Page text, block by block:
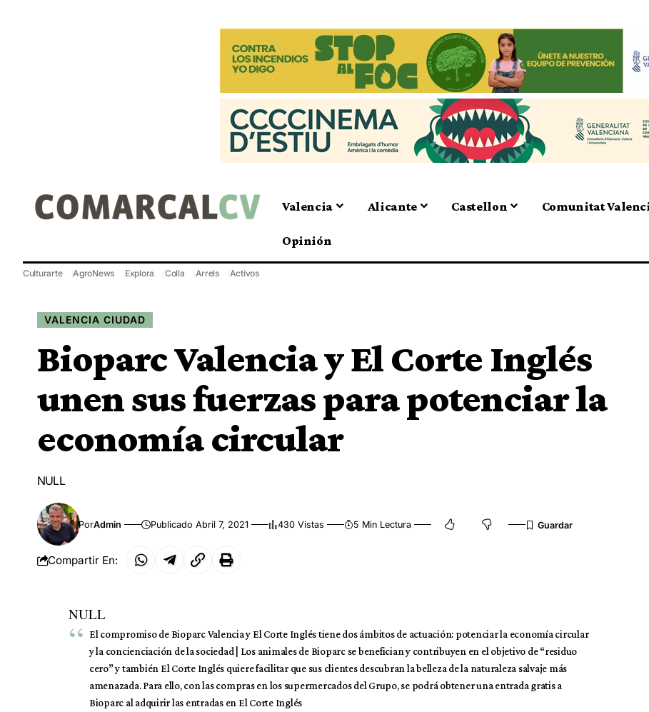
Valencia Alicante Castellon Comunitat
Opinión
Culturarte AgroNews Explora Colla Arrels Activos
VALENCIA CIUDAD
Bioparc Valencia y El Corte Inglés
unen sus fuerzas para potenciar la
economía circular
NULL
PorAdmin Publicado Abril 7, 2021 430 Vistas 5 Min Lectura
Compartir En:
NULL
El compromiso de Bioparc Valencia y El Corte Inglés tiene dos ámbitos de actuación: potenciar la economía circular
y la concienciación de la sociedad | Los animales de Bioparc se benefician y contribuyen en el objetivo de “residuo
cero” y también El Corte Inglés quiere facilitar que sus clientes descubran la belleza de la naturaleza salvaje más
amenazada. Para ello, con las compras en los supermercados del Grupo, se podrá obtener una entrada gratis a
Bioparc al adquirir las entradas en El Corte Inglés